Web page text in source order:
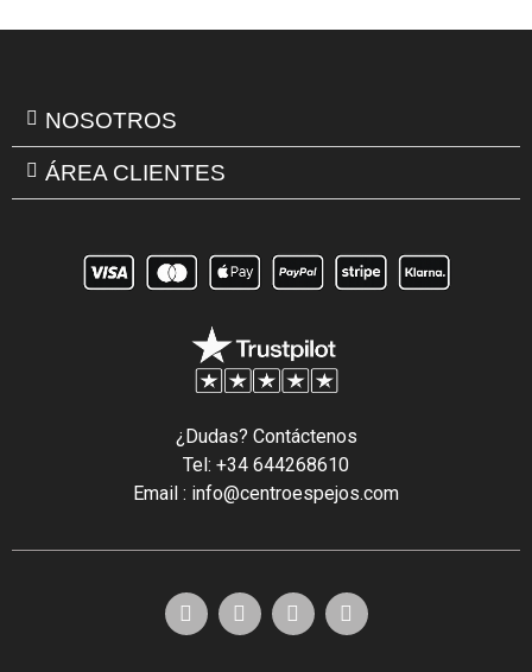
NOSOTROS
ÁREA CLIENTES
¿Dudas? Contáctenos
Tel: +34 644268610
Email : info@centroespejos.com